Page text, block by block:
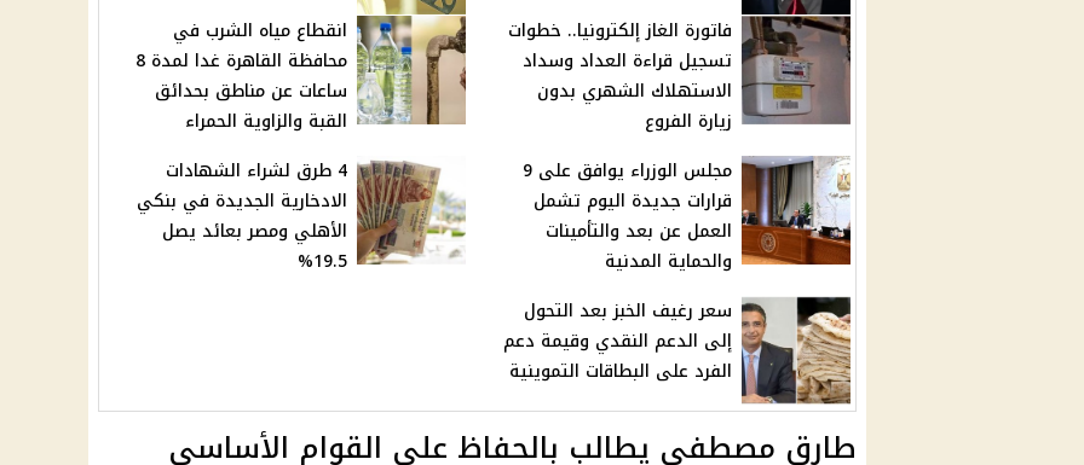
فاتورة الغاز إلكترونيا.. خطوات
تسجيل قراءة العداد وسداد
الاستهلاك الشهري بدون
زيارة الفروع
انقطاع مياه الشرب في
محافظة القاهرة غدا لمدة 8
ساعات عن مناطق بحدائق
القبة والزاوية الحمراء
مجلس الوزراء يوافق على 9
قرارات جديدة اليوم تشمل
العمل عن بعد والتأمينات
والحماية المدنية
4 طرق لشراء الشهادات
الادخارية الجديدة في بنكي
الأهلي ومصر بعائد يصل
19.5%
سعر رغيف الخبز بعد التحول
إلى الدعم النقدي وقيمة دعم
الفرد على البطاقات التموينية
طارق مصطفى يطالب بالحفاظ على القوام الأساسي